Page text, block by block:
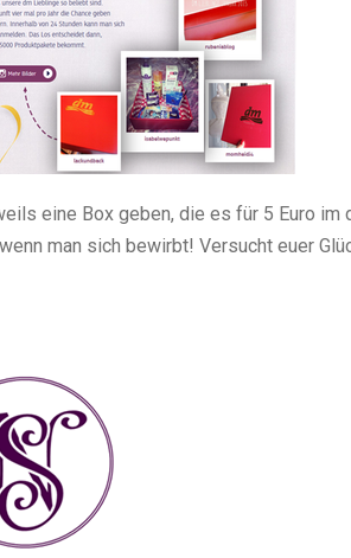
eine Box geben, die es für 5 Euro im
man sich bewirbt! Versucht euer